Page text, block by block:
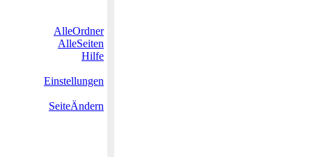
AlleOrdner
AlleSeiten
Hilfe
Einstellungen
SeiteÄndern